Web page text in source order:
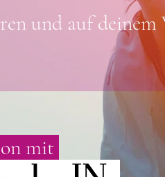
und auf deinem
mit